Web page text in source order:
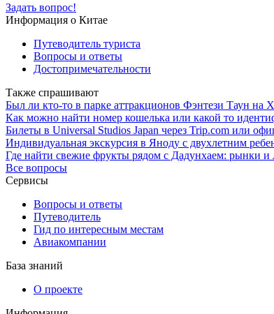
Задать вопрос!
Информация о Китае
Путеводитель туриста
Вопросы и ответы
Достопримечательности
Также спрашивают
Был ли кто-то в парке аттракционов Фэнтези Таун на
Как можно найти номер кошелька или какой то
Билеты в Universal Studios Japan через Trip.com или
Индивидуальная экскурсия в Яноду с двухлетним
Где найти свежие фрукты рядом с Дадунхаем: рынки и
Все вопросы
Сервисы
Вопросы и ответы
Путеводитель
Гид по интересным местам
Авиакомпании
База знаний
О проекте